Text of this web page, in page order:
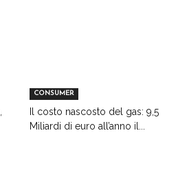
CONSUMER
Il costo nascosto del gas: 9,5
Miliardi di euro all’anno il...